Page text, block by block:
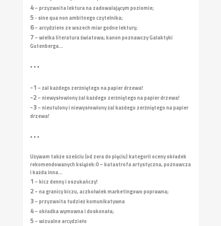
4– przyzwoita lektura na zadowalającym poziomie;
5- sine qua non ambitnego czytelnika;
6– arcydzieło ze wszech miar godne lektury;
7– wielka literatura światowa; kanon poznawczy Galaktyki
Gutenberga...
• • •
-1 – żal każdego zerżniętego na papier drzewa!
-2– niewysłowiony żal każdego zerżniętego na papier drzewa!
-3– nieutulony i niewysłowiony żal każdego zerżniętego na papier
drzewa!
• • •
Używam także sześciu (od zera do pięciu) kategorii oceny okładek
rekomendowanych książek:0 – katastrofa artystyczna, poznawcza
i każda inna...
1 – kicz denny i oszukańczy!
2– na granicy kiczu, aczkolwiek marketingowo poprawna;
3– przyzwoita tudzież komunikatywna
4– okładka wymowna i doskonała;
5– wizualne arcydzieło